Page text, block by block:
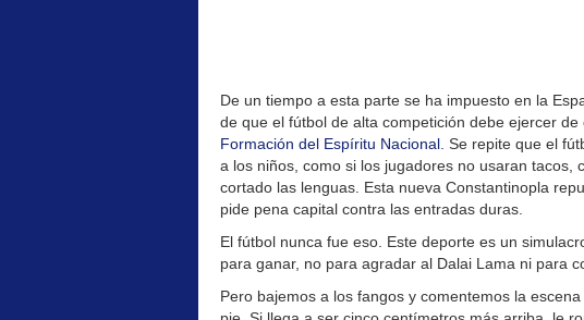
De un tiempo a esta parte se ha impuesto en la
de que el fútbol de alta competición debe ejercer
Formación del Espíritu Nacional . Se repite que el
a los niños, como si los jugadores no usaran tacos,
cortado las lenguas. Esta nueva Constantinopla
pide pena capital contra las entradas duras.
El fútbol nunca fue eso. Este deporte es un
para ganar, no para agradar al Dalai Lama ni para
Pero bajemos a los fangos y comentemos la